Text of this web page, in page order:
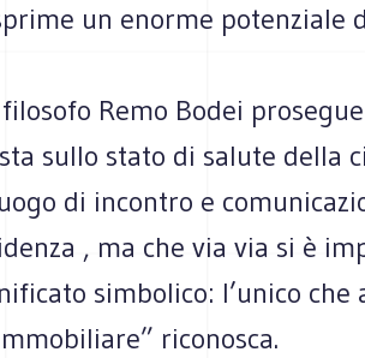
un enorme potenziale
Remo Bodei
sullo stato di salute della
di incontro e
, ma che via via si è
simbolico: l’unico che
riconosca.